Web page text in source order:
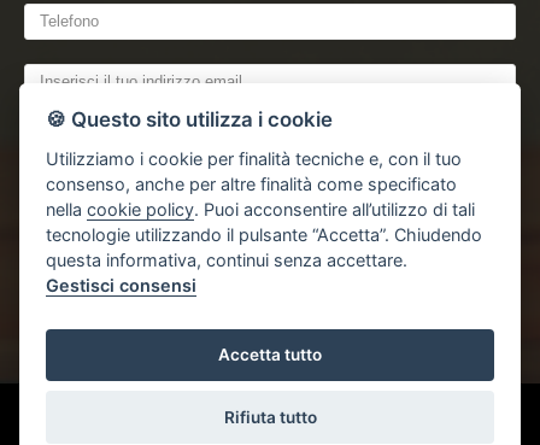
dichiaro di aver preso visione e compresol'informativa sulla privacy
🍪 Questo sito utilizza i cookie
Utilizziamo i cookie per finalità tecniche e, con il tuo
consenso, anche per altre finalità come specificato
nellacookie policy. Puoi acconsentire all’utilizzo di tali
tecnologie utilizzando il pulsante “Accetta”. Chiudendo
questa informativa, continui senza accettare.
Gestisci consensi
Accetta tutto
Rifiuta tutto